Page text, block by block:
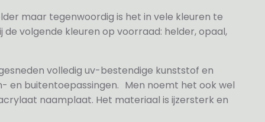
maar tegenwoordig is het in vele kleuren te
de volgende kleuren op voorraad: helder, opaal,
volledig uv-bestendige kunststof en
en buitentoepassingen. Men noemt het ook wel
naamplaat. Het materiaal is ijzersterk en